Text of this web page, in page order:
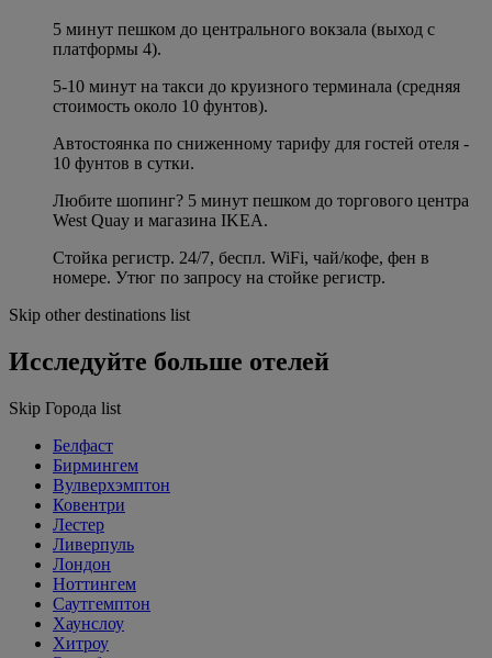
5 минут пешком до центрального вокзала (выход с
платформы 4).
5-10 минут на такси до круизного терминала (средняя
стоимость около 10 фунтов).
Автостоянка по сниженному тарифу для гостей отеля -
10 фунтов в сутки.
Любите шопинг? 5 минут пешком до торгового центра
West Quay и магазина IKEA.
Стойка регистр. 24/7, беспл. WiFi, чай/кофе, фен в
номере. Утюг по запросу на стойке регистр.
Skip other destinations list
Исследуйте больше отелей
Skip Города list
Белфаст
Бирмингем
Вулверхэмптон
Ковентри
Лестер
Ливерпуль
Лондон
Ноттингем
Саутгемптон
Хаунслоу
Хитроу